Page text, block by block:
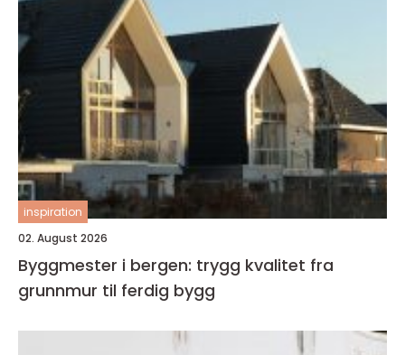
inspiration
02. August 2026
Byggmester i bergen: trygg kvalitet fra
grunnmur til ferdig bygg